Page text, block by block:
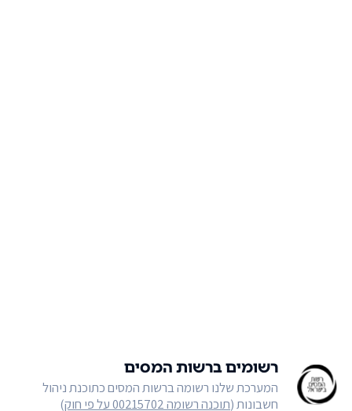
רשומים ברשות המסים
המערכת שלנו רשומה ברשות המסים כתוכנת ניהול
חשבונות (תוכנה רשומה 00215702 על פי חוק )